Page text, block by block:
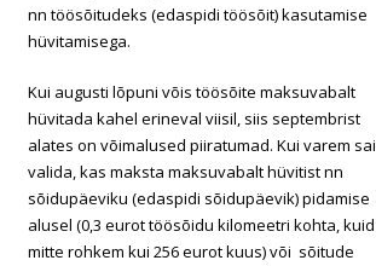
nn töösõitudeks (edaspidi töösõit) kasutamise
hüvitamisega.
Kui augusti lõpuni võis töösõite maksuvabalt
hüvitada kahel erineval viisil, siis septembrist
alates on võimalused piiratumad. Kui varem sai
valida, kas maksta maksuvabalt hüvitist nn
sõidupäeviku (edaspidi sõidupäevik) pidamise
alusel (0,3 eurot töösõidu kilomeetri kohta, kuid
mitte rohkem kui 256 eurot kuus) või sõitude